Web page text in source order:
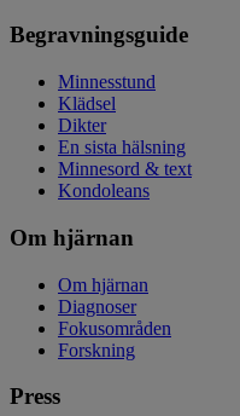
Begravningsguide
Minnesstund
Klädsel
Dikter
En sista hälsning
Minnesord & text
Kondoleans
Om hjärnan
Om hjärnan
Diagnoser
Fokusområden
Forskning
Press